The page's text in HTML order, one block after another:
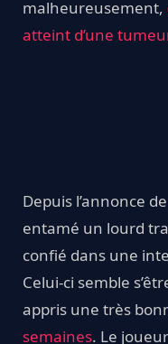
malheureusement,
atteint d’une
Depuis l’annonce
entamé un lourd
confié dans une
Celui-ci semble
appris une très
semaines. Le